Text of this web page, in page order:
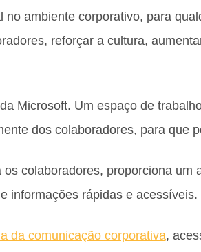
ambiente corporativo, para
reforçar a cultura,
Microsoft. Um espaço de
dos colaboradores, para que
colaboradores, proporciona um
informações rápidas e acessíveis.
da comunicação corporativa,